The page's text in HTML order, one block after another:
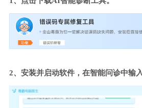
2、安装并启动软件，在智能问诊中输